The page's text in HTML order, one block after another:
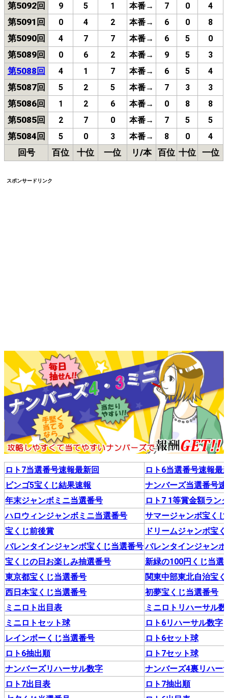
第5092回 9 5 1 本番→ 7 0 4
第5091回 0 4 2 本番→ 6 0 8
第5090回 4 7 7 本番→ 6 5 0
第5089回 0 6 2 本番→ 9 5 3
第5088回 4 1 7 本番→ 6 5 4
第5087回 5 2 5 本番→ 7 3 3
第5086回 1 2 6 本番→ 0 8 8
第5085回 2 7 0 本番→ 7 5 5
第5084回 5 0 3 本番→ 8 0 4
回号 百位 十位 一位 リ/本 百位 十位 一位
スポンサードリンク
ロト7当選番号速報最新回
ロト6当選番号速報最
ビンゴ5宝くじ結果速報
ナンバーズ当選番号
年末ジャンボミニ当選番号
ロト7 1等賞金額ラン
ハロウィンジャンボミニ当選番号
サマージャンボ宝く
宝くじ前後賞
ドリームジャンボ宝
バレンタインジャンボ宝くじ当選番号バレンタインジャン
宝くじの日お楽しみ抽選番号
新緑の100円くじ当選
東京都宝くじ当選番号
関東中部東北自治宝
西日本宝くじ当選番号
初夢宝くじ当選番号
ミニロト出目表
ミニロトリハーサル
ミニロトセット球
ロト6リハーサル数字
レインボーくじ当選番号
ロト6セット球
ロト6抽出順
ロト7セット球
ナンバーズリハーサル数字
ナンバーズ4裏リハー
ロト7出目表
ロト7抽出順